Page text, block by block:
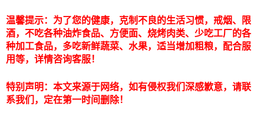
温馨提示：为了您的健康，克制不良的生活习惯，戒烟、限
酒，不吃各种油炸食品、方便面、烧烤肉类、少吃工厂的各
种加工食品，多吃新鲜蔬菜、水果，适当增加粗粮，配合服
用等，详情咨询客服！
特别声明：本文来源于网络，如有侵权我们深感歉意，请联
系我们，定在第一时间删除！